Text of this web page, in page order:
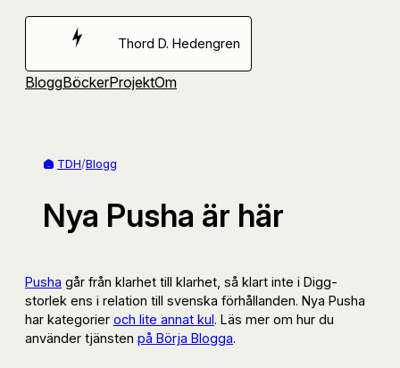
Hoppa
Thord D. Hedengren
BloggBöckerProjektOm
TDH/Blogg
Nya Pusha är här
Pusha går från klarhet till klarhet, så klart inte i Digg-
storlek ens i relation till svenska förhållanden. Nya Pusha
har kategorier och lite annat kul. Läs mer om hur du
använder tjänsten på Börja Blogga.